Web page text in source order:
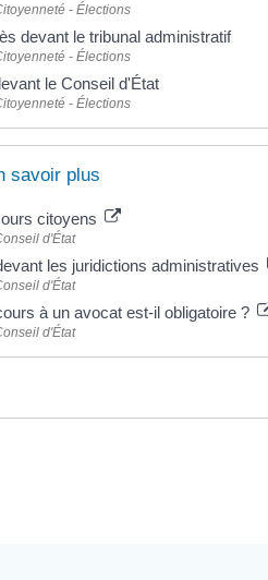
- Élections
devant le tribunal administratif
- Élections
le Conseil d'État
- Élections
savoir plus
citoyens
d'État
les juridictions administratives
d'État
à un avocat est-il obligatoire ?
d'État